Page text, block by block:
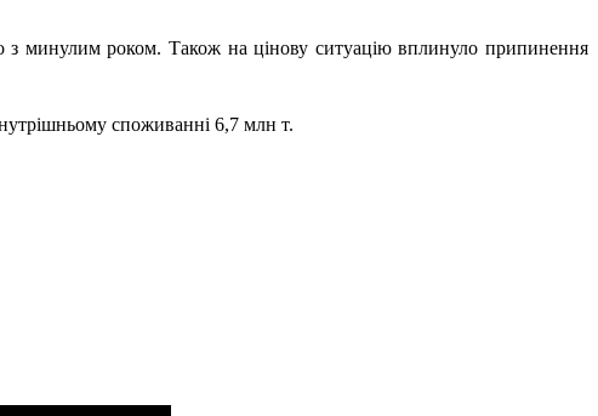
з минулим роком. Також на цінову ситуацію вплинуло припинення
споживанні 6,7 млн т.